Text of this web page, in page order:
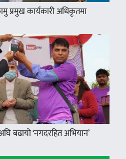
प्रमुख कार्यकारी अधिकृतमा
बढायो ‘नगदरहित अभियान’